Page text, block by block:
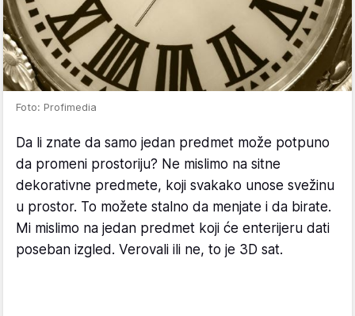
Foto: Profimedia
Da li znate da samo jedan predmet može potpuno
da promeni prostoriju? Ne mislimo na sitne
dekorativne predmete, koji svakako unose svežinu
u prostor. To možete stalno da menjate i da birate.
Mi mislimo na jedan predmet koji će enterijeru dati
poseban izgled. Verovali ili ne, to je 3D sat.